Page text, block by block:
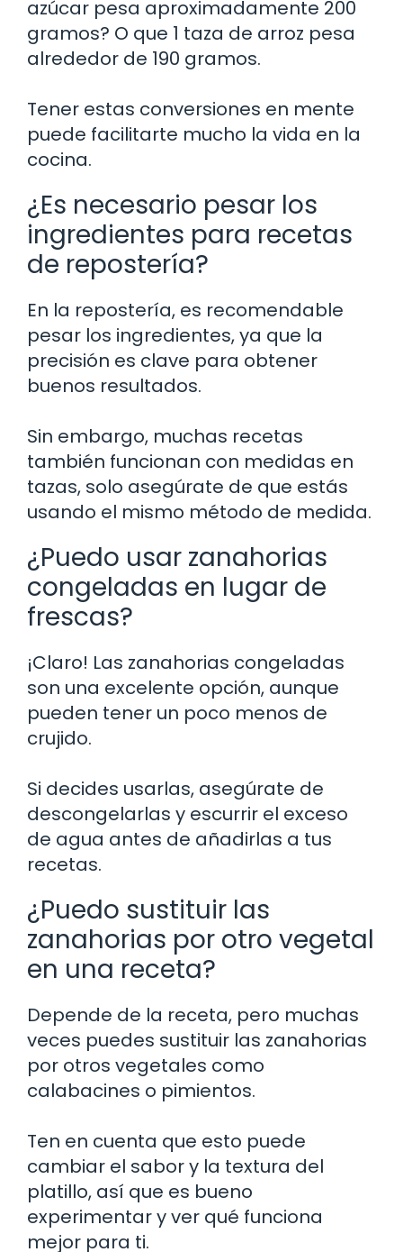
azúcar pesa aproximadamente 200
gramos? O que 1 taza de arroz pesa
alrededor de 190 gramos.
Tener estas conversiones en mente
puede facilitarte mucho la vida en la
cocina.
¿Es necesario pesar los
ingredientes para recetas
de repostería?
En la repostería, es recomendable
pesar los ingredientes, ya que la
precisión es clave para obtener
buenos resultados.
Sin embargo, muchas recetas
también funcionan con medidas en
tazas, solo asegúrate de que estás
usando el mismo método de medida.
¿Puedo usar zanahorias
congeladas en lugar de
frescas?
¡Claro! Las zanahorias congeladas
son una excelente opción, aunque
pueden tener un poco menos de
crujido.
Si decides usarlas, asegúrate de
descongelarlas y escurrir el exceso
de agua antes de añadirlas a tus
recetas.
¿Puedo sustituir las
zanahorias por otro vegetal
en una receta?
Depende de la receta, pero muchas
veces puedes sustituir las zanahorias
por otros vegetales como
calabacines o pimientos.
Ten en cuenta que esto puede
cambiar el sabor y la textura del
platillo, así que es bueno
experimentar y ver qué funciona
mejor para ti.